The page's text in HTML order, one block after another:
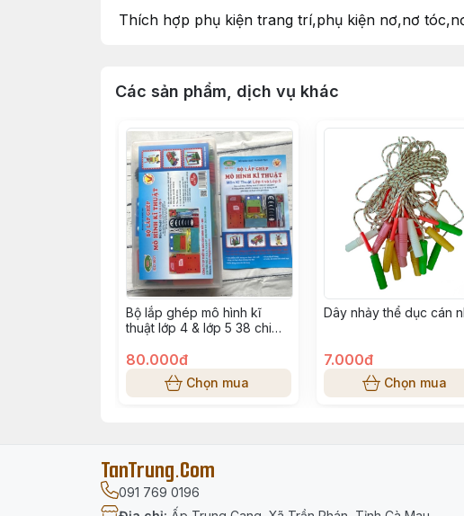
Thích hợp phụ kiện trang trí,phụ kiện nơ,nơ
Các sản phẩm, dịch vụ khác
Bộ lắp ghép mô hình kĩ
thuật lớp 4 & lớp 5 38 chi
80.000đ
Chọn mua
Dây nhảy thể dục cán
7.000đ
Chọn mua
TanTrung.Com
091 769 0196